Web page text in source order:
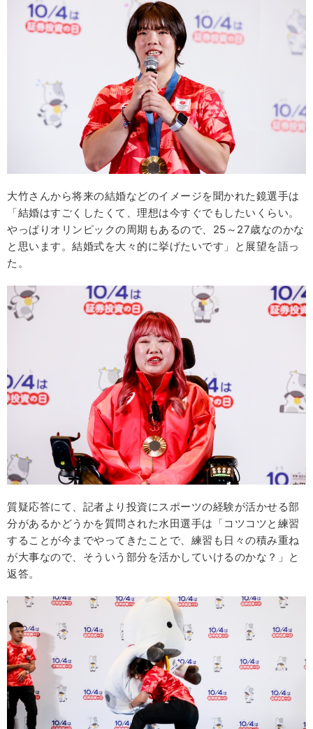
大竹さんから将来の結婚などのイメージを聞かれた鏡選手は
「結婚はすごくしたくて、理想は今すぐでもしたいくらい。
やっぱりオリンピックの周期もあるので、25～27歳なのかな
と思います。結婚式を大々的に挙げたいです」と展望を語っ
た。
質疑応答にて、記者より投資にスポーツの経験が活かせる部
分があるかどうかを質問された水田選手は「コツコツと練習
することが今までやってきたことで、練習も日々の積み重ね
が大事なので、そういう部分を活かしていけるのかな？」と
返答。